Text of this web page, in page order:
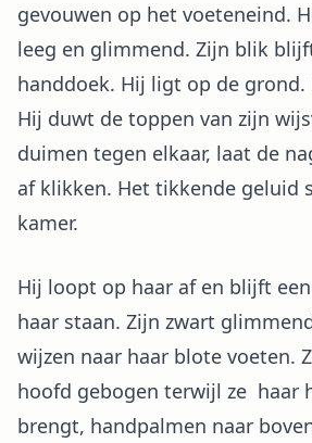
gevouwen op het voeteneind.
leeg en glimmend. Zijn blik
handdoek. Hij ligt op de grond.
Hij duwt de toppen van zijn
duimen tegen elkaar, laat de
af klikken. Het tikkende geluid
kamer.
Hij loopt op haar af en blijft
haar staan. Zijn zwart
wijzen naar haar blote voeten.
hoofd gebogen terwijl ze haar
brengt, handpalmen naar